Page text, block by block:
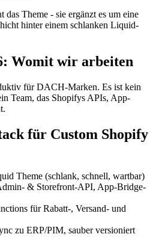
das Theme - sie ergänzt es um eine
hinter einem schlanken Liquid-
Womit wir arbeiten
für DACH-Marken. Es ist kein
Team, das Shopifys APIs, App-
für Custom Shopify
Theme (schlank, schnell, wartbar)
& Storefront-API, App-Bridge-
für Rabatt-, Versand- und
zu ERP/PIM, sauber versioniert